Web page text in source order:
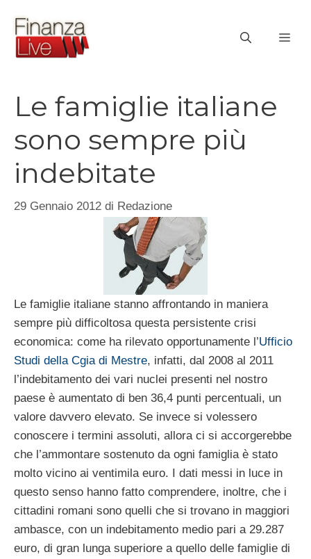
contenuto
Le famiglie italiane
sono sempre più
indebitate
29 Gennaio 2012 di Redazione
Le famiglie italiane stanno affrontando in maniera
sempre più difficoltosa questa persistente crisi
economica: come ha rilevato opportunamente l’Ufficio
Studi della Cgia di Mestre, infatti, dal 2008 al 2011
l’indebitamento dei vari nuclei presenti nel nostro
paese è aumentato di ben 36,4 punti percentuali, un
valore davvero elevato. Se invece si volessero
conoscere i termini assoluti, allora ci si accorgerebbe
che l’ammontare sostenuto da ogni famiglia è stato
molto vicino ai ventimila euro. I dati messi in luce in
questo senso hanno fatto comprendere, inoltre, che i
cittadini romani sono quelli che si trovano in maggiori
ambasce, con un indebitamento medio pari a 29.287
euro, di gran lunga superiore a quello delle famiglie di